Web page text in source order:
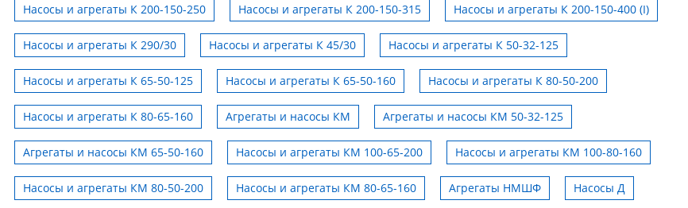
Насосы и агрегаты К 200-150-250 Насосы и агрегаты К 200-150-315 Насосы и агрегаты К 200-150-400 (I)
Насосы и агрегаты К 290/30 Насосы и агрегаты К 45/30 Насосы и агрегаты К 50-32-125
Насосы и агрегаты К 65-50-125 Насосы и агрегаты К 65-50-160 Насосы и агрегаты К 80-50-200
Насосы и агрегаты К 80-65-160 Агрегаты и насосы КМ Агрегаты и насосы КМ 50-32-125
Агрегаты и насосы КМ 65-50-160 Насосы и агрегаты КМ 100-65-200 Насосы и агрегаты КМ 100-80-160
Насосы и агрегаты КМ 80-50-200 Насосы и агрегаты КМ 80-65-160 Агрегаты НМШФ Насосы Д